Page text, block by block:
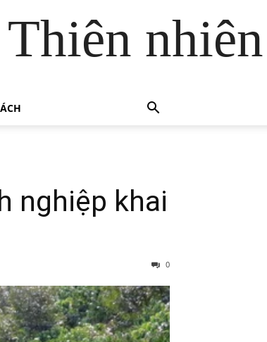
nhiên
nghiệp khai
0